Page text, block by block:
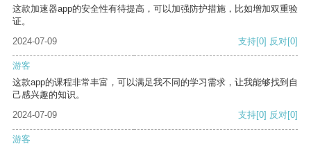
这款加速器app的安全性有待提高，可以加强防护措施，比如增加双重验
证。
2024-07-09
支持[0] 反对[0]
游客
这款app的课程非常丰富，可以满足我不同的学习需求，让我能够找到自
己感兴趣的知识。
2024-07-09
支持[0] 反对[0]
游客